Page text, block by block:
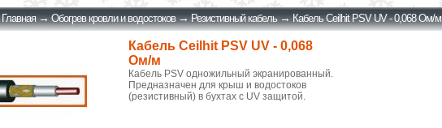
Главная→Обогрев кровли и водостоков→Резистивный кабель→Кабель Ceilhit PSV UV - 0,068 Ом/м
Кабель Ceilhit PSV UV - 0,068
Ом/м
Кабель PSV одножильный экранированный.
Предназначен для крыш и водостоков
(резистивный) в бухтах с UV защитой.